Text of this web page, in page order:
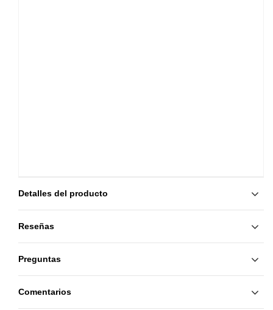
Detalles del producto
Reseñas
Preguntas
Comentarios